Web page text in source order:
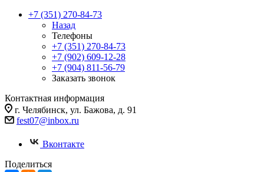
+7 (351) 270-84-73
Назад
Телефоны
+7 (351) 270-84-73
+7 (902) 609-12-28
+7 (904) 811-56-79
Заказать звонок
Контактная информация
г. Челябинск, ул. Бажова, д. 91
fest07@inbox.ru
Вконтакте
Поделиться